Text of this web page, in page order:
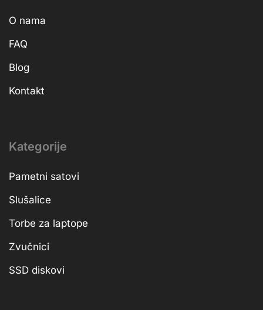
O nama
FAQ
Blog
Kontakt
Kategorije
Pametni satovi
Slušalice
Torbe za laptope
Zvučnici
SSD diskovi